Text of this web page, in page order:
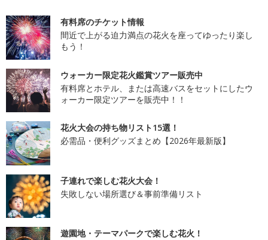
有料席のチケット情報
間近で上がる迫力満点の花火を座ってゆったり楽し
もう！
ウォーカー限定花火鑑賞ツアー販売中
有料席とホテル、または高速バスをセットにしたウ
ォーカー限定ツアーを販売中！！
花火大会の持ち物リスト15選！
必需品・便利グッズまとめ【2026年最新版】
子連れで楽しむ花火大会！
失敗しない場所選び＆事前準備リスト
遊園地・テーマパークで楽しむ花火！